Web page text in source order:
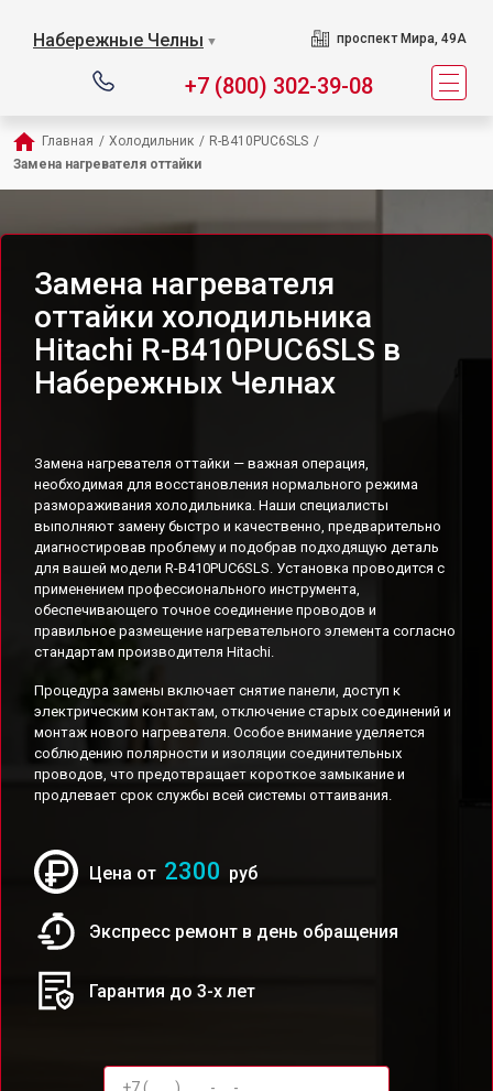
Набережные Челны ▼ проспект Мира, 49А
+7 (800) 302-39-08
Главная / Холодильник / R-B410PUC6SLS /
Замена нагревателя оттайки
Замена нагревателя
оттайки холодильника
Hitachi R-B410PUC6SLS в
Набережных Челнах
Замена нагревателя оттайки — важная операция,
необходимая для восстановления нормального режима
размораживания холодильника. Наши специалисты
выполняют замену быстро и качественно, предварительно
диагностировав проблему и подобрав подходящую деталь
для вашей модели R-B410PUC6SLS. Установка проводится с
применением профессионального инструмента,
обеспечивающего точное соединение проводов и
правильное размещение нагревательного элемента согласно
стандартам производителя Hitachi.
Процедура замены включает снятие панели, доступ к
электрическим контактам, отключение старых соединений и
монтаж нового нагревателя. Особое внимание уделяется
соблюдению полярности и изоляции соединительных
проводов, что предотвращает короткое замыкание и
продлевает срок службы всей системы оттаивания.
Цена от 2300 руб
Экспресс ремонт в день обращения
Гарантия до 3-х лет